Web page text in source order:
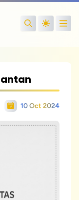
Search
10 Oct 2024